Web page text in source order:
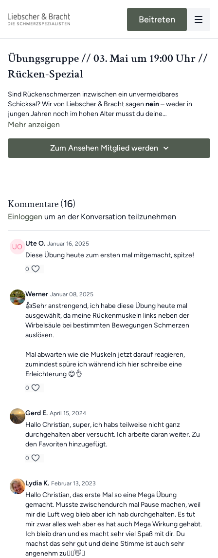
Beitreten
Übungsgruppe // 03. Mai um 19:00 Uhr //
Rücken-Spezial
Sind Rückenschmerzen inzwischen ein unvermeidbares
Schicksal? Wir von Liebscher & Bracht sagen nein– weder in
jungen Jahren noch im hohen Alter musst du deine
Rückenprobleme einfach so hinnehmen.
Christian macht mit dir in seinem
Viel Spaß beim Mitmachen!
Mehr anzeigen
Zum Ansehen Mitglied werden
Kommentare (16)
Einloggen um an der Konversation teilzunehmen
Ute O. Januar 16, 2025
Diese Übung heute zum ersten mal mitgemacht, spitze!
0
Werner Januar 08, 2025
👍Sehr anstrengend, ich habe diese Übung heute mal
ausgewählt, da meine Rückenmuskeln links neben der
Wirbelsäule bei bestimmten Bewegungen Schmerzen
auslösen.
Mal abwarten wie die Muskeln jetzt darauf reagieren,
zumindest spüre ich während ich hier schreibe eine
Erleichterung 😊👌
0
Gerd E. April 15, 2024
Hallo Christian, super, ich habs teilweise nicht ganz
durchgehalten aber versucht. Ich arbeite daran weiter. Zu
den Favoriten hinzugefügt.
0
Lydia K. Februar 13, 2023
Hallo Christian, das erste Mal so eine Mega Übung
gemacht. Musste zwischendurch mal Pause machen, weil
mir die Luft weg blieb aber ich hab durchgehalten. Es tut
mir zwar alles weh aber es hat auch Mega Wirkung gehabt.
Ich bleib dran und es macht sehr viel Spaß mit dir. Du
machst das sehr gut und deine Stimme ist auch sehr
angenehm zu🙋‍♀️👋✅